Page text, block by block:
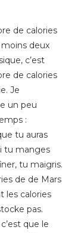
de calories
deux
c’est
de calories
Je
un peu
:
tu auras
tu manges
tu maigris.
de de Mars
les calories
pas.
que le